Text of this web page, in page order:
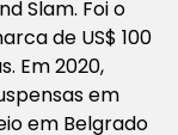
Slam. Foi o
de US$ 100
Em 2020,
em
em Belgrado